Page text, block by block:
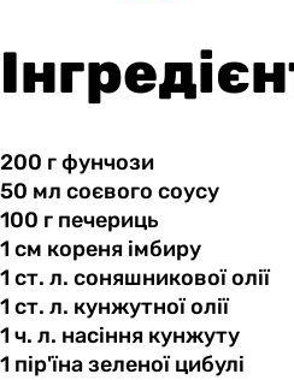
200 гфунчози
50 мл соєвого соусу
100 г печериць
1 см кореня імбиру
1 ст. л. соняшникової олії
1 ст. л. кунжутної олії
1 ч. л. насіння кунжуту
1 пір'їназеленоїцибулі